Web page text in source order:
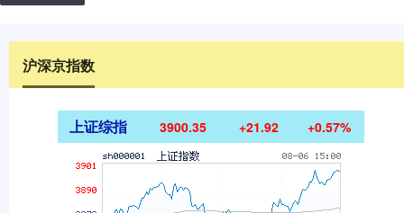
沪深京指数
上证综指 3900.35 +21.92 +0.57%